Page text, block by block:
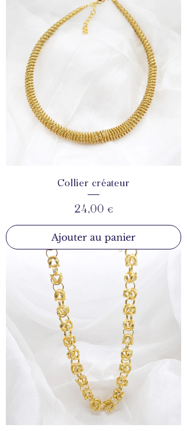
Collier créateur
Prix
24,00 €
Ajouter au panier